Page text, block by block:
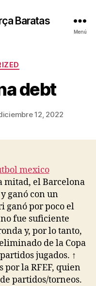
Baratas
Menú
debt
12, 2022
mitad, el Barcelona
ganó con un
ganó por poco el
fue suficiente
y, por lo tanto,
de la Copa
jugados. ↑
por la RFEF, quien
partidos/torneos.